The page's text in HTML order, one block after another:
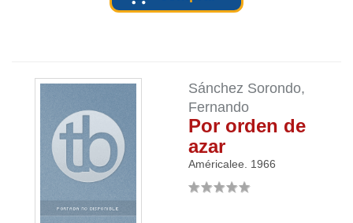
Sánchez Sorondo,
Fernando
Por orden de
azar
Américalee. 1966